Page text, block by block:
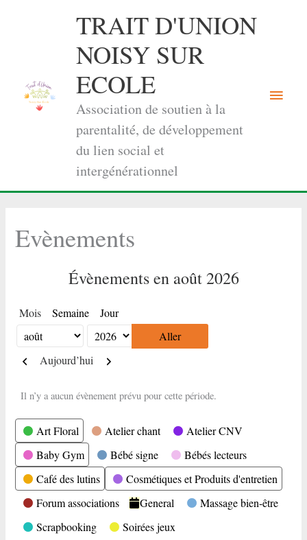
TRAIT D'UNION
NOISY SUR
ECOLE
Association de soutien à la
parentalité, de développement
du lien social et
intergénérationnel
Menu
Evènements
Évènements en août 2026
Mois Semaine Jour
Mois
Année
Précédent
Aujourd’hui Suivant
Il n’y a aucun évènement prévu pour cette période.
Catégories
Art Floral Atelier chant
Atelier CNV
Baby Gym
Bébé signe
Bébés lecteurs
Café des lutins
Cosmétiques et Produits d'entretien
Forum associations
General
Massage bien-être
Scrapbooking
Soirées jeux